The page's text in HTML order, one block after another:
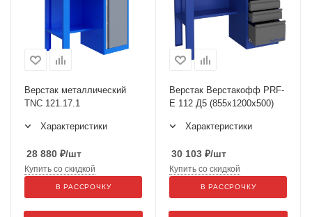
Верстак металлический
TNC 121.17.1
Характеристики
28 880 ₽/шт
Купить со скидкой
В РАССРОЧКУ
Верстак Верстакофф PRF-
E 112 Д5 (855х1200х500)
Характеристики
30 103 ₽/шт
Купить со скидкой
В РАССРОЧКУ